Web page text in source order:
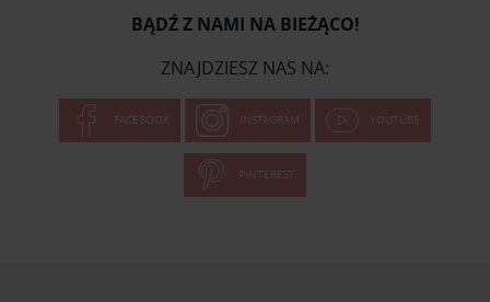
BĄDŹ Z NAMI NA BIEŻĄCO!
ZNAJDZIESZ NAS NA:
FACEBOOK INSTAGRAM YOUTUBE
PINTEREST